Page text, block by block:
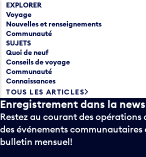
EXPLORER
Voyage
Nouvelles et renseignements
Communauté
SUJETS
Quoi de neuf
Conseils de voyage
Communauté
Connaissances
TOUS LES ARTICLES
Enregistrement dans la
Restez au courant des opérations
des événements communautaires
bulletin mensuel!